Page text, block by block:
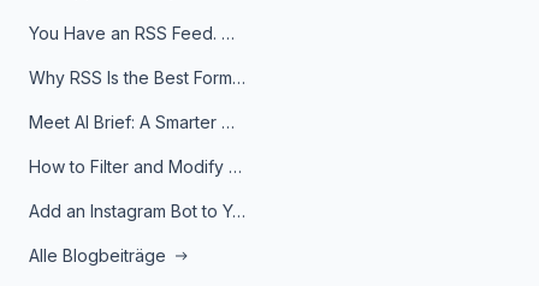
You Have an RSS Feed. Now What?
Why RSS Is the Best Format for AI Agents in 2026
Meet AI Brief: A Smarter Way to Stay on Top of Information
How to Filter and Modify RSS Feeds
Add an Instagram Bot to Your Telegram Channel, Group, or Topic
Alle Blogbeiträge